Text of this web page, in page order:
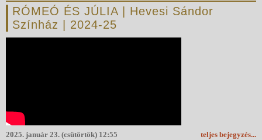
RÓMEÓ ÉS JÚLIA | Hevesi Sándor
Színház | 2024-25
teljes bejegyzés...
2025. január 23. (csütörtök) 12:55